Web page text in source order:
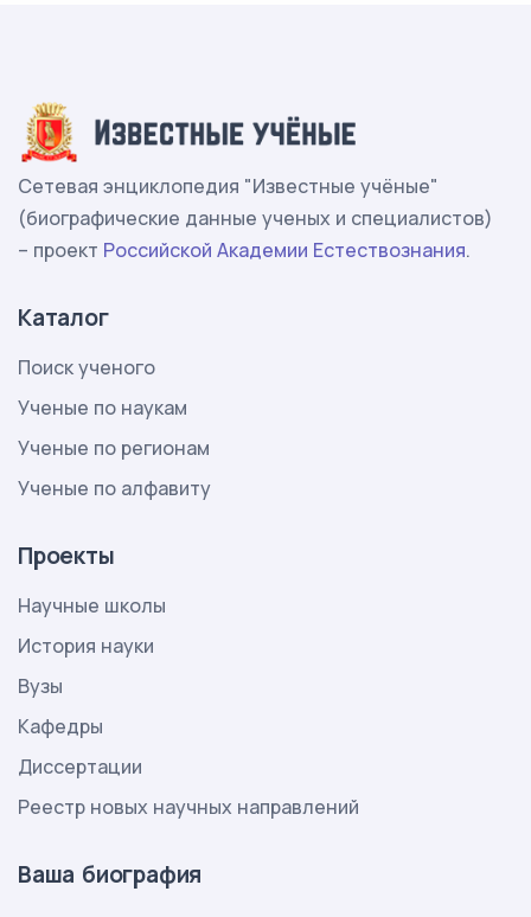
Сетевая энциклопедия "Известные учёные"
(биографические данные ученых и специалистов)
– проект Российской Академии Естествознания.
Каталог
Поиск ученого
Ученые по наукам
Ученые по регионам
Ученые по алфавиту
Проекты
Научные школы
История науки
Вузы
Кафедры
Диссертации
Реестр новых научных направлений
Ваша биография